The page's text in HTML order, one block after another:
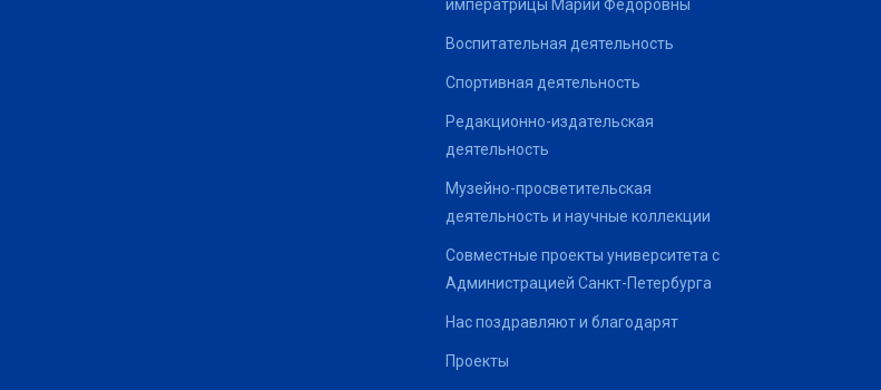
императрицы Марии Федоровны
Воспитательная деятельность
Спортивная деятельность
Редакционно-издательская
деятельность
Музейно-просветительская
деятельность и научные коллекции
Совместные проекты университета с
Администрацией Санкт-Петербурга
Нас поздравляют и благодарят
Проекты